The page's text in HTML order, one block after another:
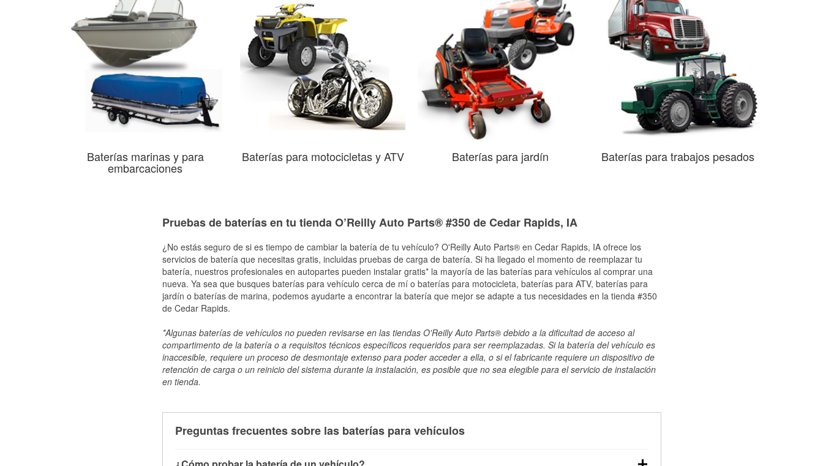
Baterías marinas y para
embarcaciones
Baterías para motocicletas y ATV Baterías para jardín Baterías para trabajos pesados
Pruebas de baterías en tu tienda O’Reilly Auto Parts® #350 de Cedar Rapids, IA
¿No estás seguro de si es tiempo de cambiar la batería de tu vehículo? O'Reilly Auto Parts® en Cedar Rapids, IA ofrece los
servicios de batería que necesitas gratis, incluidas pruebas de carga de batería. Si ha llegado el momento de reemplazar tu
batería, nuestros profesionales en autopartes pueden instalar gratis* la mayoría de las baterías para vehículos al comprar una
nueva. Ya sea que busques baterías para vehículo cerca de mí o baterías para motocicleta, baterías para ATV, baterías para
jardín o baterías de marina, podemos ayudarte a encontrar la batería que mejor se adapte a tus necesidades en la tienda #350
de Cedar Rapids.
*Algunas baterías de vehículos no pueden revisarse en las tiendas O'Reilly Auto Parts® debido a la dificultad de acceso al
compartimento de la batería o a requisitos técnicos específicos requeridos para ser reemplazadas. Si la batería del vehículo es
inaccesible, requiere un proceso de desmontaje extenso para poder acceder a ella, o si el fabricante requiere un dispositivo de
retención de carga o un reinicio del sistema durante la instalación, es posible que no sea elegible para el servicio de instalación
en tienda.
Preguntas frecuentes sobre las baterías para vehículos